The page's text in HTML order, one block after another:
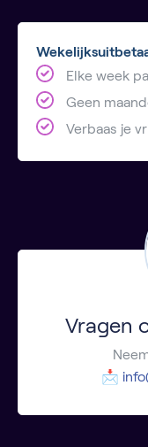
Elke week
Geen
Verbaas je
Vragen
📩